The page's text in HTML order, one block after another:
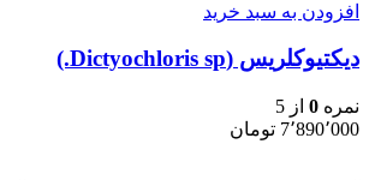
افزودن به سبد خرید
دیکتیوکلریس (Dictyochloris sp.)
نمره 0 از 5
7٬890٬000 تومان